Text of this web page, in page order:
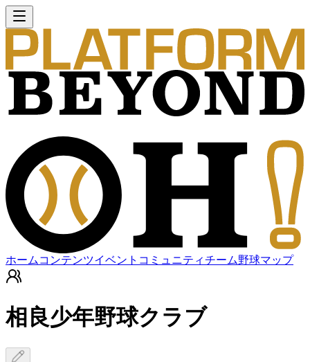
ホーム コンテンツイベント コミュニティチーム野球マップ
相良少年野球クラブ